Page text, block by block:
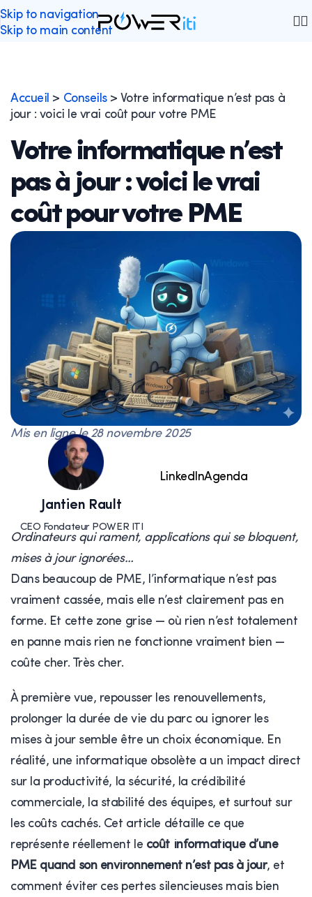
Skip to navigation
Skip to main content
Accueil > Conseils> Votre informatique n’est pas à
jour : voici le vrai coût pour votre PME
Votre informatique n’est
pas à jour : voici le vrai
coût pour votre PME
Mis en ligne le 28 novembre 2025
Jantien Rault
CEO Fondateur POWER ITI
LinkedInAgenda
Ordinateurs qui rament, applications qui se bloquent,
mises à jour ignorées…
Dans beaucoup de PME, l’informatique n’est pas
vraiment cassée, mais elle n’est clairement pas en
forme. Et cette zone grise — où rien n’est totalement
en panne mais rien ne fonctionne vraiment bien —
coûte cher. Très cher.
À première vue, repousser les renouvellements,
prolonger la durée de vie du parc ou ignorer les
mises à jour semble être un choix économique. En
réalité, une informatique obsolète a un impact direct
sur la productivité, la sécurité, la crédibilité
commerciale, la stabilité des équipes, et surtout sur
les coûts cachés. Cet article détaille ce que
représente réellement le coût informatique d’une
PME quand son environnement n’est pas à jour, et
comment éviter ces pertes silencieuses mais bien